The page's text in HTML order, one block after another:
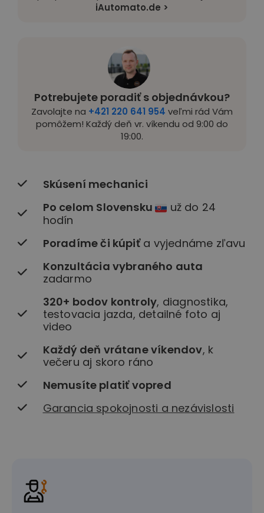
Potrebujete poradiť s objednávkou?
Zavolajte na +421 220 641 954 veľmi rád Vám
pomôžem! Každý deň vr. víkendu od 9:00 do
19:00.
Skúsení mechanici
Po celom Slovensku
už do 24
hodín
Poradíme či kúpiťa vyjednáme zľavu
Konzultácia vybraného auta
zadarmo
320+ bodov kontroly, diagnostika,
testovacia jazda, detailné foto aj
video
Každý deň vrátane víkendov, k
večeru aj skoro ráno
Nemusíte platiť vopred
Garancia spokojnosti a nezávislosti
iAutomato.de >